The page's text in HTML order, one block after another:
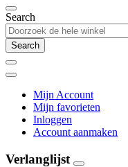
Search
Search
Mijn Account
Mijn favorieten
Inloggen
Account aanmaken
Verlanglijst